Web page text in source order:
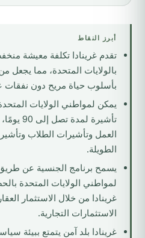
أبرز النقاط
تقدم غرينادا تكلفة معيشة
بالولايات المتحدة، مما يجعل
بأسلوب حياة مريح دون نفقات
يمكن لمواطني الولايات
تأشيرة
العمل وتأشيرات الطلاب
الطويلة.
يسمح برنامج الجنسية عن طريق
لمواطني الولايات المتحدة
غرينادا من خلال الاستثمار
الاستثمارات التجارية.
غرينادا بلد آمن يتمتع ببيئة